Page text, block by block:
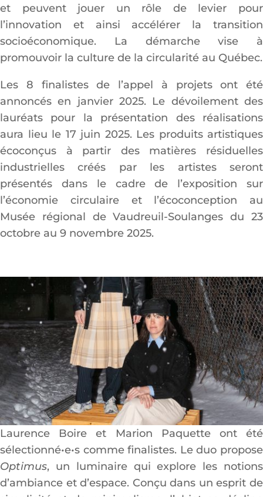
et peuvent jouer un rôle de levier pour
l’innovation et ainsi accélérer la transition
socioéconomique. La démarche vise à
promouvoir la culture de la circularité au Québec.
Les 8 finalistes de l’appel à projets ont été
annoncés en janvier 2025. Le dévoilement des
lauréats pour la présentation des réalisations
aura lieu le 17 juin 2025. Les produits artistiques
écoconçus à partir des matières résiduelles
industrielles créés par les artistes seront
présentés dans le cadre de l’exposition sur
l’économie circulaire et l’écoconception au
Musée régional de Vaudreuil-Soulanges du 23
octobre au 9 novembre 2025.
Laurence Boire et Marion Paquette ont été
sélectionné•e•s comme finalistes. Le duo propose
Optimus, un luminaire qui explore les notions
d’ambiance et d’espace. Conçu dans un esprit de